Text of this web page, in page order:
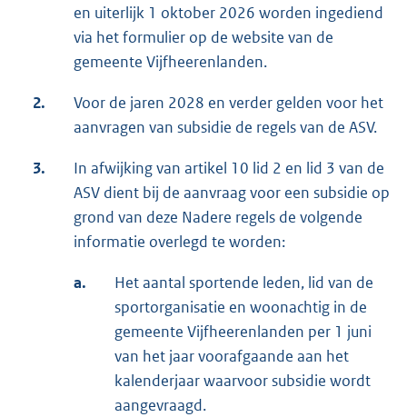
en uiterlijk 1 oktober 2026 worden ingediend
via het formulier op de website van de
gemeente Vijfheerenlanden.
2.
Voor de jaren 2028 en verder gelden voor het
aanvragen van subsidie de regels van de ASV.
3.
In afwijking van artikel 10 lid 2 en lid 3 van de
ASV dient bij de aanvraag voor een subsidie op
grond van deze Nadere regels de volgende
informatie overlegd te worden:
a.
Het aantal sportende leden, lid van de
sportorganisatie en woonachtig in de
gemeente Vijfheerenlanden per 1 juni
van het jaar voorafgaande aan het
kalenderjaar waarvoor subsidie wordt
aangevraagd.